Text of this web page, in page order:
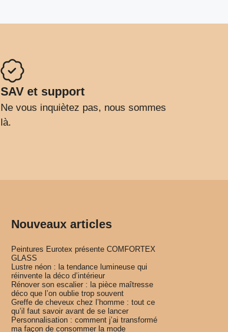
SAV et support
Ne vous inquiètez pas, nous sommes
là.
Nouveaux articles
Peintures Eurotex présente COMFORTEX
GLASS
Lustre néon : la tendance lumineuse qui
réinvente la déco d’intérieur
Rénover son escalier : la pièce maîtresse
déco que l’on oublie trop souvent
Greffe de cheveux chez l’homme : tout ce
qu’il faut savoir avant de se lancer
Personnalisation : comment j’ai transformé
ma façon de consommer la mode